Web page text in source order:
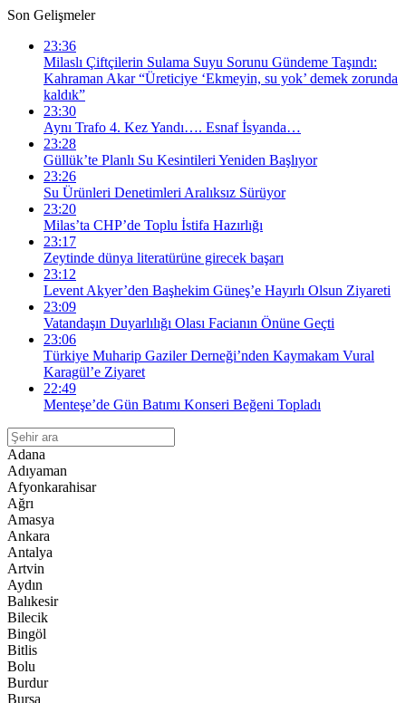
Son Gelişmeler
23:36
Milaslı Çiftçilerin Sulama Suyu Sorunu Gündeme Taşındı:
Kahraman Akar “Üreticiye ‘Ekmeyin, su yok’ demek zorunda
kaldık”
23:30
Aynı Trafo 4. Kez Yandı…. Esnaf İsyanda…
23:28
Güllük’te Planlı Su Kesintileri Yeniden Başlıyor
23:26
Su Ürünleri Denetimleri Aralıksız Sürüyor
23:20
Milas’ta CHP’de Toplu İstifa Hazırlığı
23:17
Zeytinde dünya literatürüne girecek başarı
23:12
Levent Akyer’den Başhekim Güneş’e Hayırlı Olsun Ziyareti
23:09
Vatandaşın Duyarlılığı Olası Facianın Önüne Geçti
23:06
Türkiye Muharip Gaziler Derneği’nden Kaymakam Vural
Karagül’e Ziyaret
22:49
Menteşe’de Gün Batımı Konseri Beğeni Topladı
Adana
Adıyaman
Afyonkarahisar
Ağrı
Amasya
Ankara
Antalya
Artvin
Aydın
Balıkesir
Bilecik
Bingöl
Bitlis
Bolu
Burdur
Bursa